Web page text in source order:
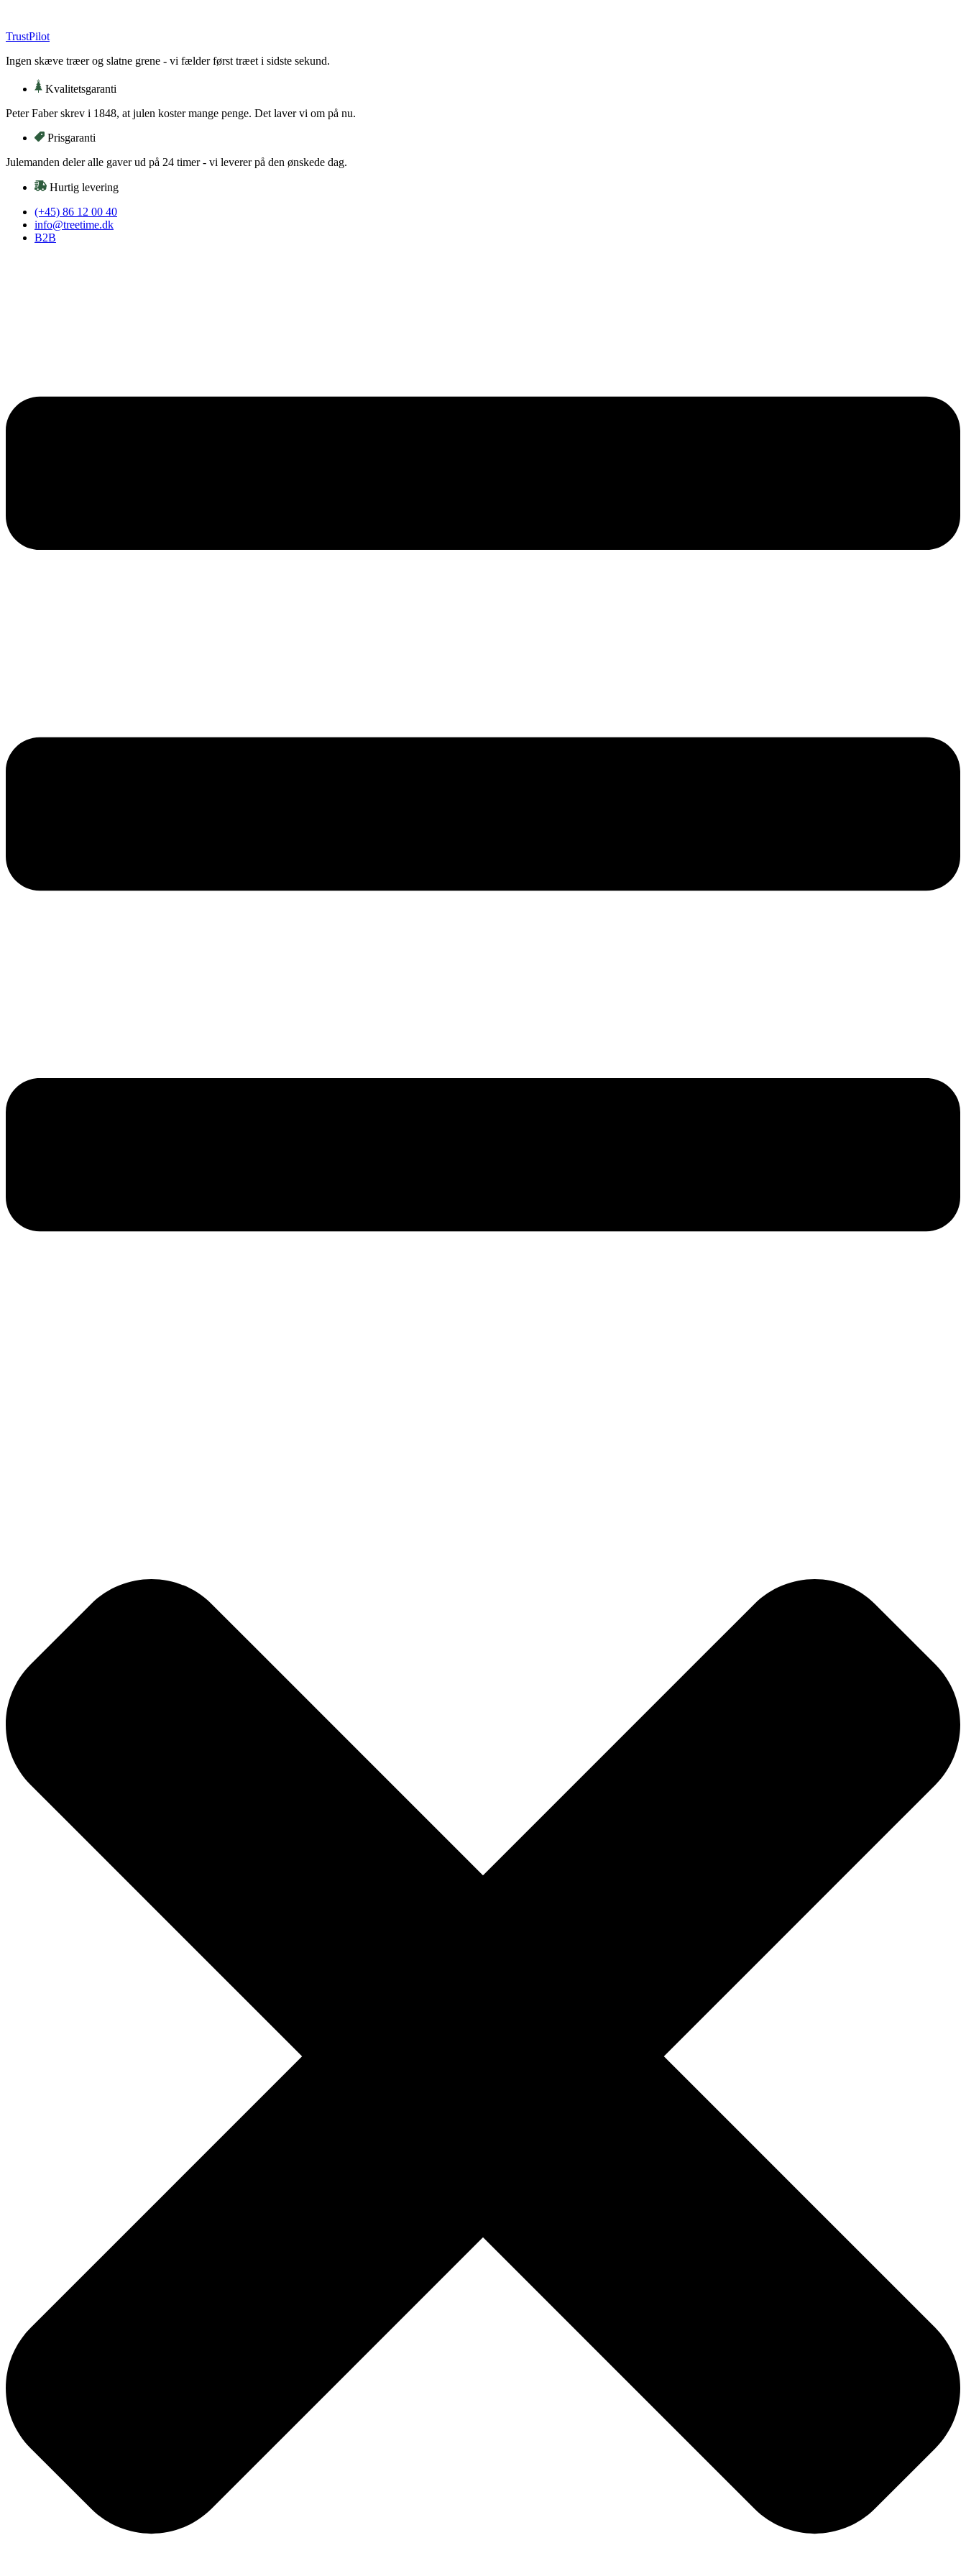
indhold
TrustPilot
Ingen skæve træer og slatne grene - vi fælder først træet i sidste sekund.
Kvalitetsgaranti
Peter Faber skrev i 1848, at julen koster mange penge. Det laver vi om på nu.
Prisgaranti
Julemanden deler alle gaver ud på 24 timer - vi leverer på den ønskede dag.
Hurtig levering
(+45) 86 12 00 40
info@treetime.dk
B2B